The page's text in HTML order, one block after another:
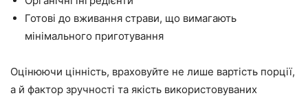
Готові до вживання страви, що вимагають
мінімального приготування
Оцінюючи цінність, враховуйте не лише вартість порції,
а й фактор зручності та якість використовуваних